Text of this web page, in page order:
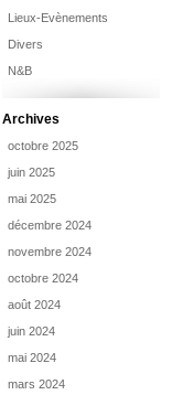
Lieux-Evènements
Divers
N&B
Archives
octobre 2025
juin 2025
mai 2025
décembre 2024
novembre 2024
octobre 2024
août 2024
juin 2024
mai 2024
mars 2024